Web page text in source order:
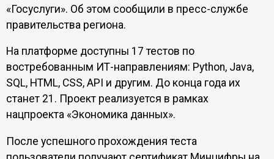
«Госуслуги». Об этом сообщили в пресс-службе
правительства региона.
На платформе доступны 17 тестов по
востребованным ИТ-направлениям: Python, Java,
SQL, HTML, CSS, API и другим. До конца года их
станет 21. Проект реализуется в рамках
нацпроекта «Экономика данных».
После успешного прохождения теста